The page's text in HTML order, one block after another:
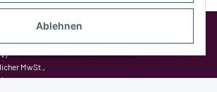
Ablehnen
Status:
gesetzt
MwSt.,